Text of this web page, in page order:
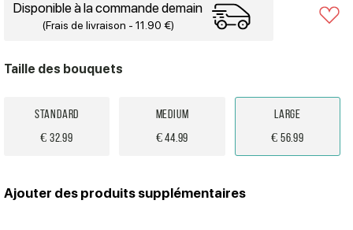
Disponible à la commande demain
(Frais de livraison - 11.90 €)
Taille des bouquets
Standard
€ 32.99
Medium
€ 44.99
Large
€ 56.99
Ajouter des produits supplémentaires